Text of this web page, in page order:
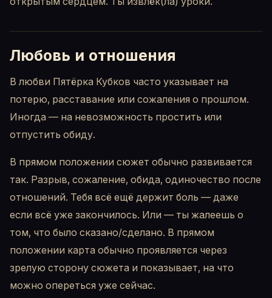
Любовь и отношения
В любви Пятёрка Кубков часто указывает на
потерю, расставание или сожаления о прошлом.
Иногда — на невозможность простить или
отпустить обиду.
В прямом положении сюжет обычно развивается
так. Разрыв, сожаление, обида, одиночество после
отношений. Тебя всё ещё держит боль — даже
если всё уже закончилось. Или — ты жалеешь о
том, что было сказано/сделано. В прямом
положении карта обычно проявляется через
зрелую сторону сюжета и показывает, на что
можно опереться уже сейчас.